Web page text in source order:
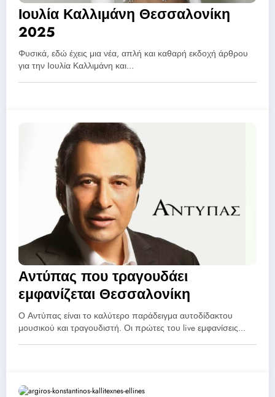
Ιουλία Καλλιμάνη Θεσσαλονίκη
2025
Φυσικά, εδώ έχεις μια νέα, απλή και καθαρή εκδοχή άρθρου
για την Ιουλία Καλλιμάνη και…
Αντύπας που τραγουδάει
εμφανίζεται Θεσσαλονίκη
Ο Αντύπας είναι το καλύτερο παράδειγμα αυτοδίδακτου
μουσικού και τραγουδιστή. Οι πρώτες του live εμφανίσεις…